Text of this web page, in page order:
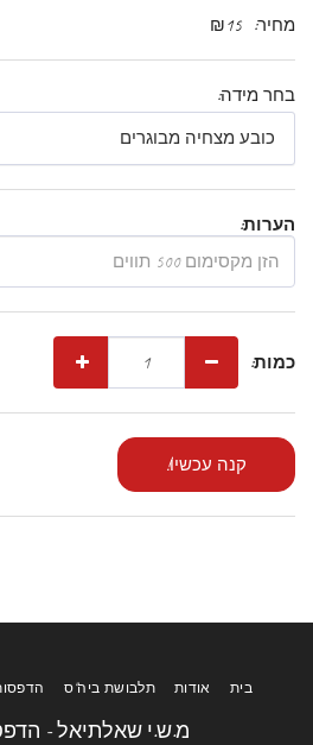
מחיר: ₪15
בחר מידה:
כובע מצחיה מבוגרים
הערות:
כמות:
קנה עכשיו!
מ.ש.י שאלתיאל -
בית אודות תלבושת ביה"ס